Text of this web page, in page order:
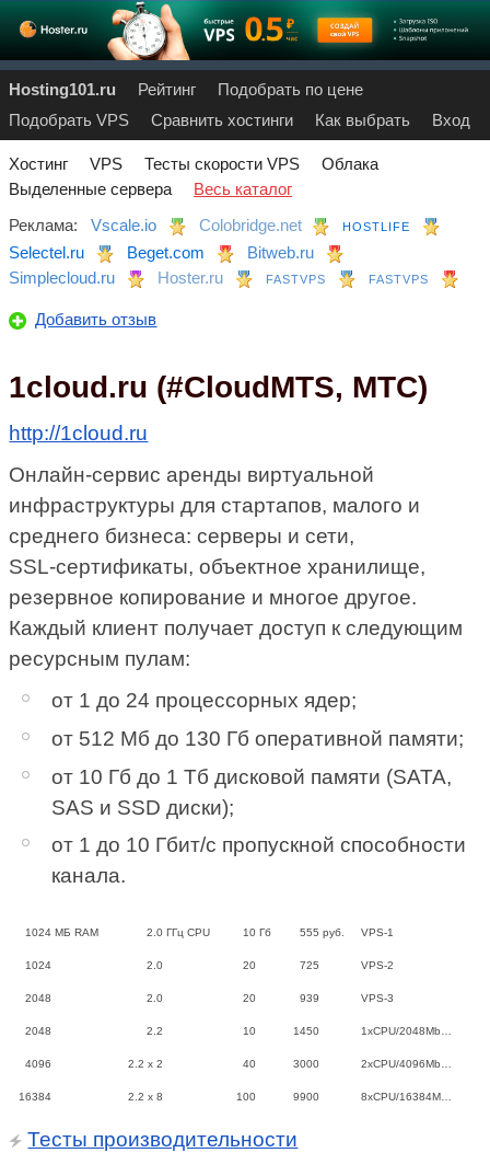
Hosting101.ru Рейтинг
Подобрать по цене
Подобрать VPS
Сравнить хостинги Как выбрать Вход
Хостинг VPS Тесты скорости VPS
Облака
Выделенные сервера
Весь каталог
Реклама:
Vscale.io Colobridge.net HOSTLIFE
Selectel.ru Beget.com
Bitweb.ru
Simplecloud.ru
Hoster.ru FASTVPS FASTVPS
Добавить отзыв
1cloud.ru (#CloudMTS, МТС)
http://1cloud.ru
Онлайн-сервис аренды виртуальной
инфраструктуры для стартапов, малого и
среднего бизнеса: серверы и сети,
SSL‑сертификаты, объектное хранилище,
резервное копирование и многое другое.
Каждый клиент получает доступ к следующим
ресурсным пулам:
от 1 до 24 процессорных ядер;
от 512 Мб до 130 Гб оперативной памяти;
от 10 Гб до 1 Тб дисковой памяти (SATA,
SAS и SSD диски);
от 1 до 10 Гбит/с пропускной способности
канала.
1024 МБ RAM 2.0 ГГц CPU 10 Гб 555 руб. VPS-1
1024 2.0 20 725 VPS-2
2048 2.0 20 939 VPS-3
2048 2.2 10 1450 1xCPU/2048Mb…
4096 2.2 x 2 40 3000 2xCPU/4096Mb…
16384 2.2 x 8 100 9900 8xCPU/16384M…
Тесты производительности